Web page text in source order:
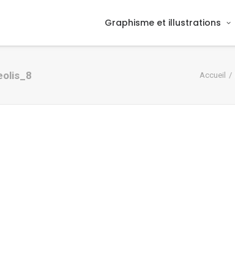
Graphisme et illustrations
Accueil